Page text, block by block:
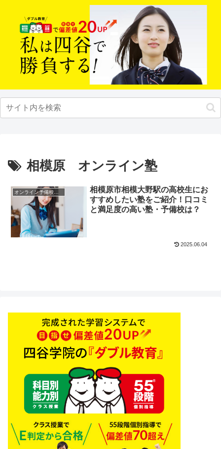
相模原 オンライン塾
オンライン予備校・塾の活用法
相模原市相模大野駅の高校生にお
すすめしたい塾をご紹介！口コミ
と満足度の高い塾・予備校は？
2025.06.04